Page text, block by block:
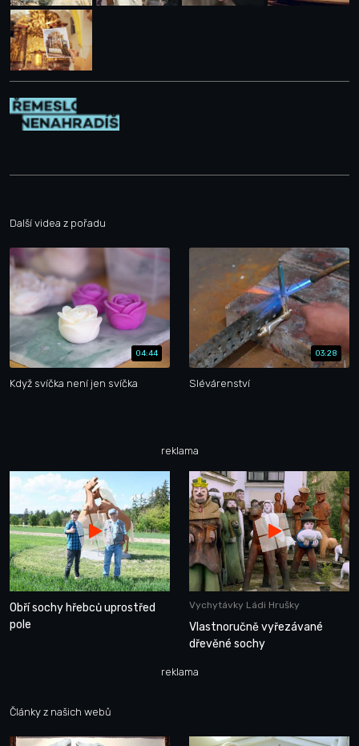
Další videa z pořadu
04:44
Když svíčka není jen svíčka
03:28
Slévárenství
reklama
Obří sochy hřebců uprostřed
pole
Vychytávky Ládi Hrušky
Vlastnoručně vyřezávané
dřevěné sochy
reklama
Články z našich webů